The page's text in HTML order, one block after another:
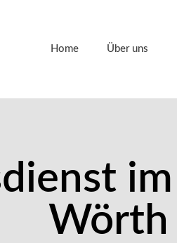
Home Über uns
Wörth